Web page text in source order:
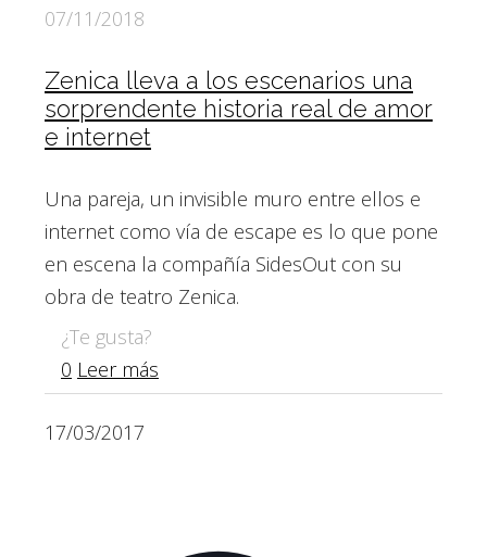
07/11/2018
Zenica lleva a los escenarios una
sorprendente historia real de amor
e internet
Una pareja, un invisible muro entre ellos e
internet como vía de escape es lo que pone
en escena la compañía SidesOut con su
obra de teatro Zenica.
¿Te gusta?
0 Leer más
17/03/2017